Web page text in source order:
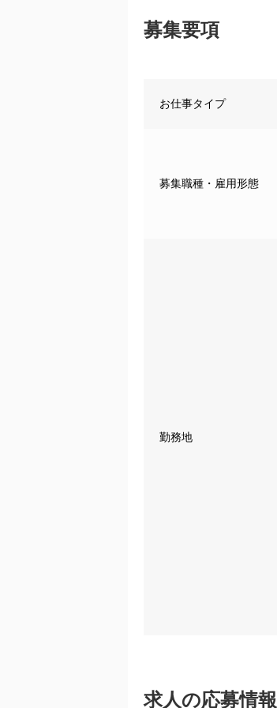
募集要項
お仕事タイプ
募集職種・雇用形態
勤務地
求人の応募情報